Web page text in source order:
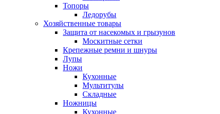
Топоры
Ледорубы
Хозяйственные товары
Защита от насекомых и грызунов
Москитные сетки
Крепежные ремни и шнуры
Лупы
Ножи
Кухонные
Мультитулы
Складные
Ножницы
Кухонные